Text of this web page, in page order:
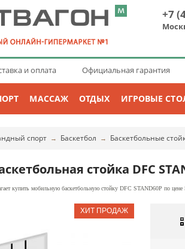
+7
и оплата Официальная гарантия
МАССАЖ ОТДЫХ ИГРОВЫЕ
спорт → Баскетбол → Баскетбольные
стойка DFC
купить мобильную баскетбольную стойку DFC STAND60P по